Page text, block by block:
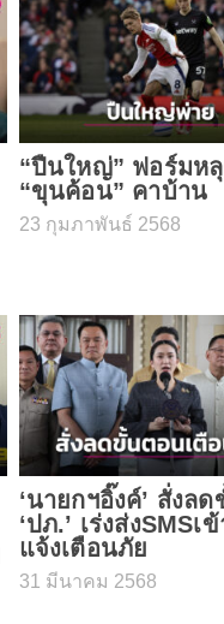
“ปืนใหญ่” ฟอร์มห
“ขุนค้อน” คาบ้าน
23 กุมภาพันธ์ 2568
‘นายกฯอิ๊งค์’ สั่งล
‘ปภ.’​ เร่งส่งSMSเ
แจ้งเตือนภัย
31 มีนาคม 2568